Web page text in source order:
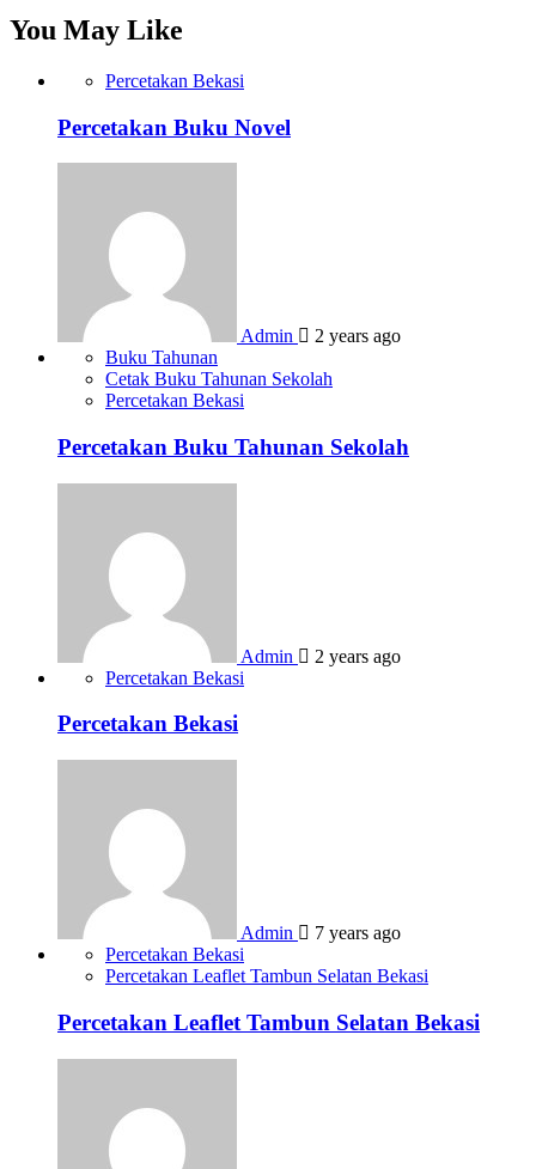
You May Like
Percetakan Bekasi
Percetakan Buku Novel
Admin
2 years ago
Buku Tahunan
Cetak Buku Tahunan Sekolah
Percetakan Bekasi
Percetakan Buku Tahunan Sekolah
Admin
2 years ago
Percetakan Bekasi
Percetakan Bekasi
Admin
7 years ago
Percetakan Bekasi
Percetakan Leaflet Tambun Selatan Bekasi
Percetakan Leaflet Tambun Selatan Bekasi